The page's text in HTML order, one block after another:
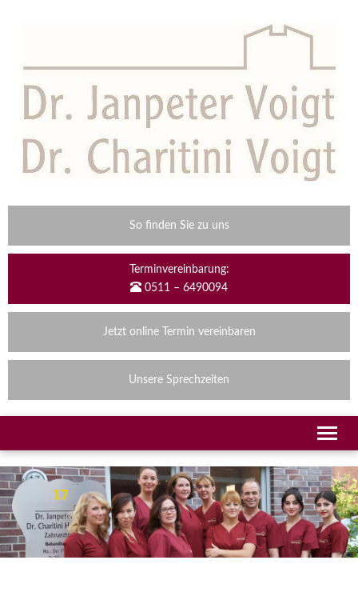
So finden Sie zu uns
Terminvereinbarung:
0511 – 6490094
Jetzt online Termin vereinbaren
Unsere Sprechzeiten